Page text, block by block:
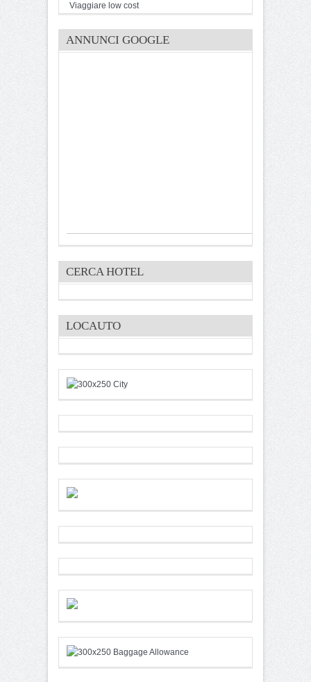
Viaggiare low cost
ANNUNCI GOOGLE
CERCA HOTEL
LOCAUTO